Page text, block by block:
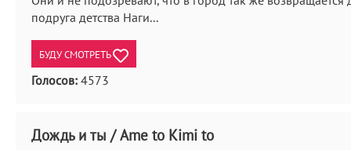
подруга детства Наги...
БУДУ СМОТРЕТЬ
Голосов: 4573
Дождь и ты / Ame to Kimi to